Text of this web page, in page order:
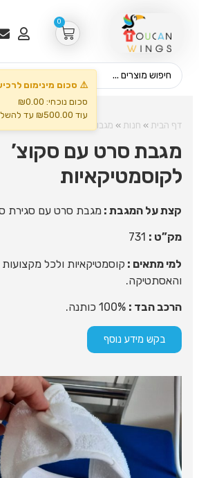
0
דף הבית » חנות » מגבות
מגבת סרט עם סקוצ’
לקוסמטיקאיות
קצת על המגבת : מגבת סרט עם סגירת
מק”ט :
למי מתאים : קוסמטיקאיות ולכל מקצועות
והאסתטיקה.
הרכב הבד :
בקש מידע נוסף
⚠️ סכום מינימום לרכישה:
סכום נוכחי: ₪0.00
עוד ₪500.00 עד להשלמת ההזמנה